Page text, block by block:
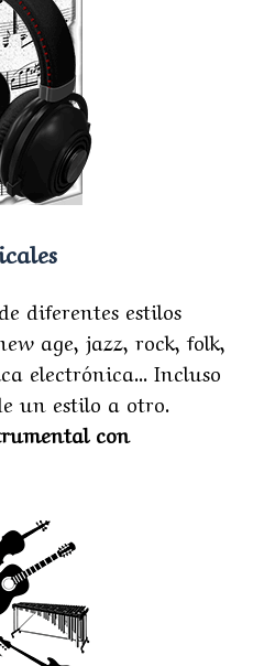
diferentes estilos
age, jazz, rock, folk,
electrónica... Incluso
un estilo a otro.
con